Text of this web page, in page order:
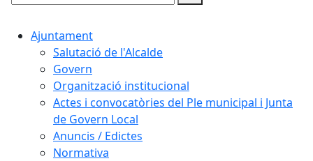
Cercar:
Ajuntament
Salutació de l'Alcalde
Govern
Organització institucional
Actes i convocatòries del Ple municipal i Junta
de Govern Local
Anuncis / Edictes
Normativa